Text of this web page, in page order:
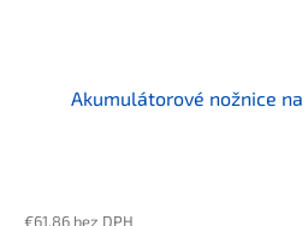
Akumulátorové nožnice na
€61,86 bez DPH